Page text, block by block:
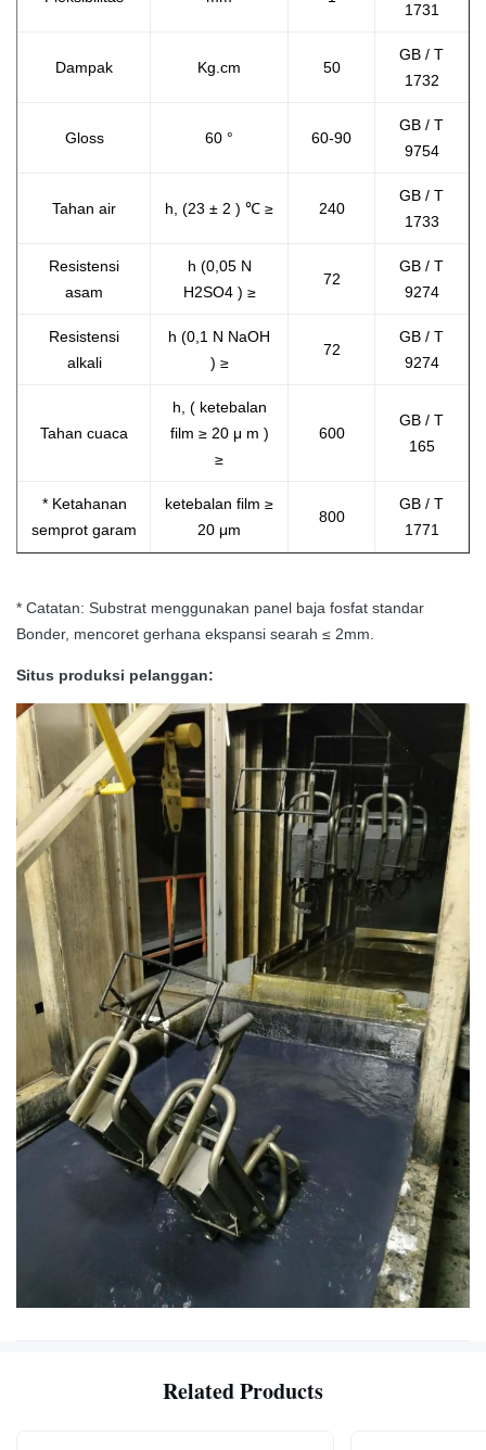
1731
Dampak Kg.cm 50
GB / T
1732
Gloss 60 ° 60-90
GB / T
9754
Tahan air h, (23 ± 2 ) ℃ ≥ 240
GB / T
1733
Resistensi
asam
h (0,05 N
H2SO4 ) ≥
72
GB / T
9274
Resistensi
alkali
h (0,1 N NaOH
) ≥
72
GB / T
9274
Tahan cuaca
h, ( ketebalan
film ≥ 20 μ m )
≥
600
GB / T
165
* Ketahanan
semprot garam
ketebalan film ≥
20 μm
800
GB / T
1771
* Catatan: Substrat menggunakan panel baja fosfat standar
Bonder, mencoret gerhana ekspansi searah ≤ 2mm.
Situs produksi pelanggan:
Related Products